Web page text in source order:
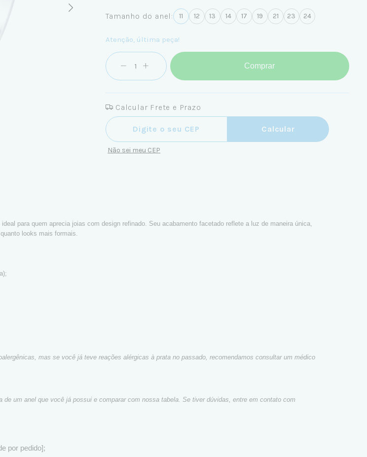
Tamanho do anel: 11 12 13 14 17 19 21 23 24
Atenção, última peça!
Comprar
Calcular Frete e Prazo
Entregas para o CEP:
Calcular
Não sei meu CEP
para quem aprecia joias com design refinado. Seu acabamento facetado reflete a luz de maneira única,
looks mais formais.
mas se você já teve reações alérgicas à prata no passado, recomendamos consultar um médico
de um anel que você já possui e comparar com nossa tabela. Se tiver dúvidas, entre em contato com
por pedido];